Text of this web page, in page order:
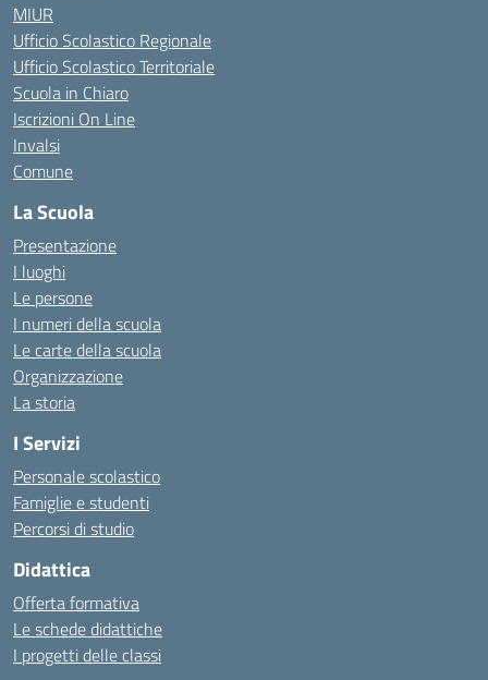
MIUR
Ufficio Scolastico Regionale
Ufficio Scolastico Territoriale
Scuola in Chiaro
Iscrizioni On Line
Invalsi
Comune
La Scuola
Presentazione
I luoghi
Le persone
I numeri della scuola
Le carte della scuola
Organizzazione
La storia
I Servizi
Personale scolastico
Famiglie e studenti
Percorsi di studio
Didattica
Offerta formativa
Le schede didattiche
I progetti delle classi